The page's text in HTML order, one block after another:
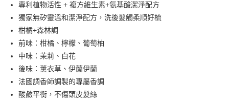
Apple Pay
街口支付
悠遊付
Google Pay
AFTEE先享後付
相關說明
專利植物活性 + 複方維生素+氨基酸潔淨配方
獨家無矽靈溫和潔淨配方，洗後髮觸柔順好梳
柑橘+森林調
前味：柑橘、檸檬、葡萄柚
中味：茉莉、白花
後味：薰衣草、伊蘭伊蘭
法國調香師調製的專屬香調
酸鹼平衡，不傷頭皮髮絲